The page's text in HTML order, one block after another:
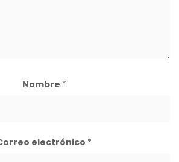
Nombre *
electrónico *